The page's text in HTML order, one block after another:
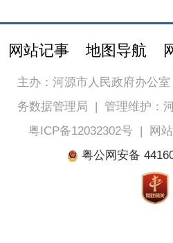
网站记事 地图导航
主办：河源市人民政府办公室
务数据管理局 | 管理维护：
粤ICP备12032302号|
网
粤公网安备